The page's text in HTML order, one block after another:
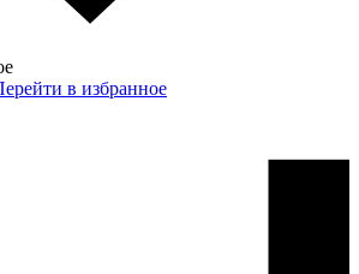
в избранное